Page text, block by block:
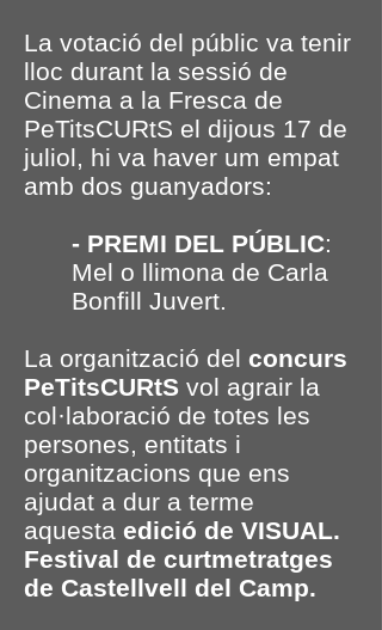
La votació del públic va tenir
lloc durant la sessió de
Cinema a la Fresca de
PeTitsCURtS el dijous 17 de
juliol, hi va haver um empat
amb dos guanyadors:
- PREMI DEL PÚBLIC:
Mel o llimona de Carla
Bonfill Juvert.
La organització del concurs
PeTitsCURtS vol agrair la
col·laboració de totes les
persones, entitats i
organitzacions que ens
ajudat a dur a terme
aquesta edició de VISUAL.
Festival de curtmetratges
de Castellvell del Camp.